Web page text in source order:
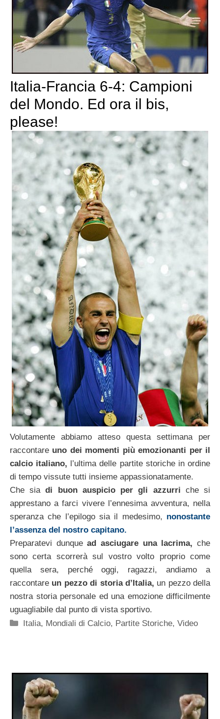
Italia-Francia 6-4: Campioni
del Mondo. Ed ora il bis,
please!
Volutamente abbiamo atteso questa settimana per
raccontare uno dei momenti più emozionanti per il
calcio italiano, l’ultima delle partite storiche in ordine
di tempo vissute tutti insieme appassionatamente.
Che siadi buon auspicio per gli azzurri che si
apprestano a farci vivere l’ennesima avventura, nella
speranza che l’epilogo sia il medesimo, nonostante
l’assenza del nostro capitano.
Preparatevi dunquead asciugare una lacrima, che
sono certa scorrerà sul vostro volto proprio come
quella sera, perché oggi, ragazzi, andiamo a
raccontare un pezzo di storia d’Italia, un pezzo della
nostra storia personale ed una emozione difficilmente
uguagliabile dal punto di vista sportivo.
Categorie
Italia, Mondiali di Calcio, Partite Storiche,Video